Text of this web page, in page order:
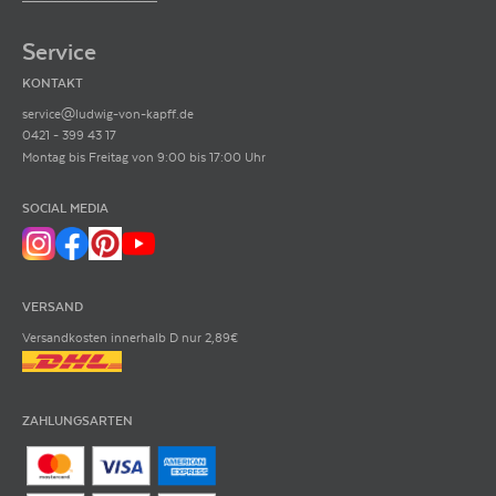
Service
KONTAKT
service@ludwig-von-kapff.de
0421 - 399 43 17
Montag bis Freitag von 9:00 bis 17:00 Uhr
SOCIAL MEDIA
VERSAND
Versandkosten innerhalb D nur 2,89€
ZAHLUNGSARTEN